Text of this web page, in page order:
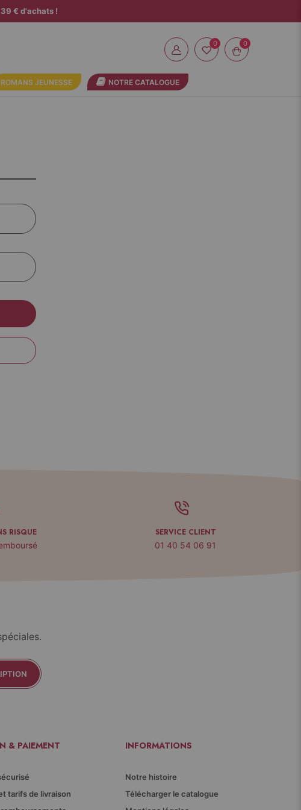
€ d'achats !
0
ROMANS JEUNESSE NOTRE CATALOGUE
RISQUE SERVICE CLIENT
01 40 54 06 91
& PAIEMENT
tarifs de livraison
INFORMATIONS
Notre histoire
Télécharger le catalogue